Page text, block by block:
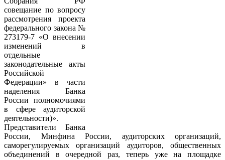
совещание по вопросу
рассмотрения проекта
федерального закона №
273179-7 «О внесении
изменений в
отдельные
законодательные акты
Российской
Федерации» в части
наделения Банка
России полномочиями
в сфере аудиторской
деятельности)».
Представители Банка
России, Минфина России, аудиторских организаций,
саморегулируемых организаций аудиторов, общественных
объединений в очередной раз, теперь уже на площадке